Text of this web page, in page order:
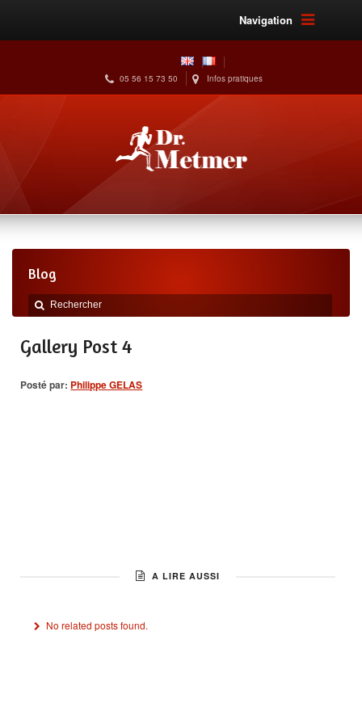
Navigation
05 56 15 73 50 Infos pratiques
Blog
Gallery Post 4
Posté par: Philippe GELAS
A LIRE AUSSI
No related posts found.